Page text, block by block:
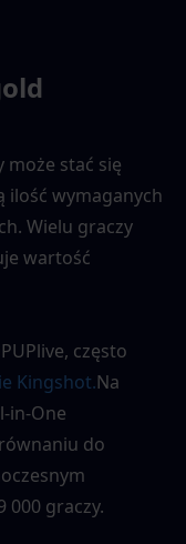
może stać się
ilość wymaganych
Wielu graczy
wartość
często
Kingshot.Na
in-One
do
000 graczy.